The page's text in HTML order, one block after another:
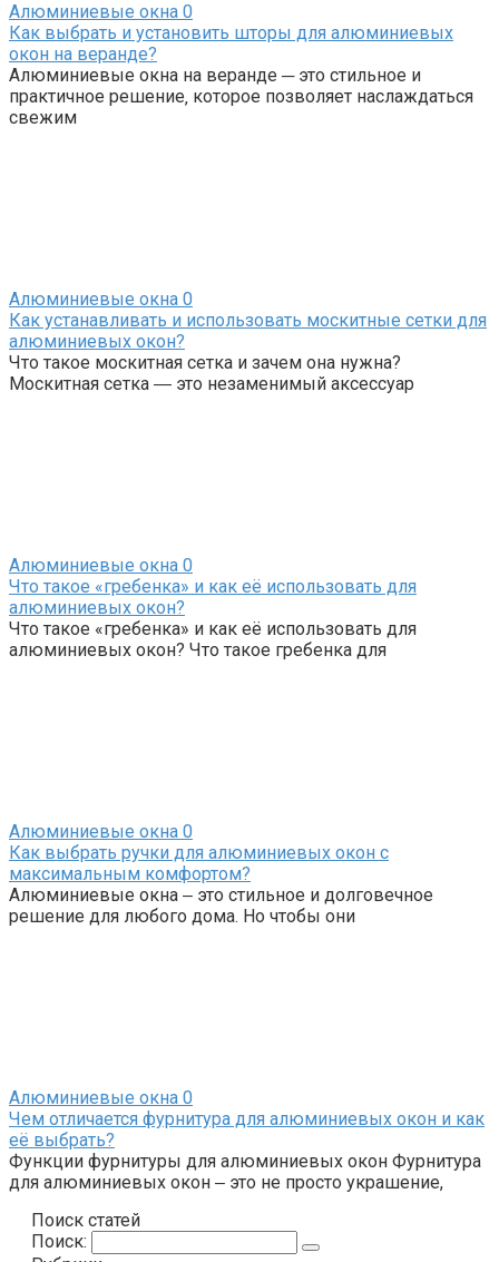
Алюминиевые окна 0
Как выбрать и установить шторы для алюминиевых
окон на веранде?
Алюминиевые окна на веранде ─ это стильное и
практичное решение‚ которое позволяет наслаждаться
свежим
Алюминиевые окна 0
Как устанавливать и использовать москитные сетки для
алюминиевых окон?
Что такое москитная сетка и зачем она нужна?
Москитная сетка ― это незаменимый аксессуар
Алюминиевые окна 0
Что такое «гребенка» и как её использовать для
алюминиевых окон?
Что такое «гребенка» и как её использовать для
алюминиевых окон? Что такое гребенка для
Алюминиевые окна 0
Как выбрать ручки для алюминиевых окон с
максимальным комфортом?
Алюминиевые окна ‒ это стильное и долговечное
решение для любого дома. Но чтобы они
Алюминиевые окна 0
Чем отличается фурнитура для алюминиевых окон и как
её выбрать?
Функции фурнитуры для алюминиевых окон Фурнитура
для алюминиевых окон ‒ это не просто украшение,
Поиск статей
Поиск: